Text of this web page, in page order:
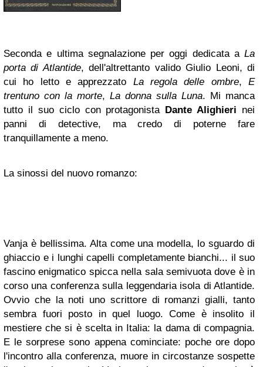
Seconda e ultima segnalazione per oggi dedicata a La
porta di Atlantide, dell'altrettanto valido Giulio Leoni, di
cui ho letto e apprezzato La regola delle ombre,E
trentuno con la morte, La donna sulla Luna. Mi manca
tutto il suo ciclo con protagonista Dante Alighieri nei
panni di detective, ma credo di poterne fare
tranquillamente a meno.
La sinossi del nuovo romanzo:
Vanja è bellissima. Alta come una modella, lo sguardo di
ghiaccio e i lunghi capelli completamente bianchi... il suo
fascino enigmatico spicca nella sala semivuota dove è in
corso una conferenza sulla leggendaria isola di Atlantide.
Ovvio che la noti uno scrittore di romanzi gialli, tanto
sembra fuori posto in quel luogo. Come è insolito il
mestiere che si è scelta in Italia: la dama di compagnia.
E le sorprese sono appena cominciate: poche ore dopo
l'incontro alla conferenza, muore in circostanze sospette